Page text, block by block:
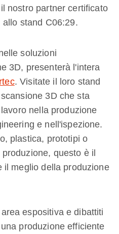
nostro partner certificato
stand C06:29.
soluzioni
3D, presenterà l'intera
. Visitate il loro stand
3D che sta
nella produzione
e nell'ispezione.
plastica, prototipi o
questo è il
il meglio della produzione
espositiva e dibattiti
produzione efficiente